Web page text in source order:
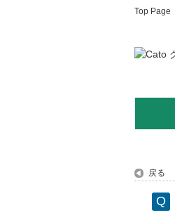
Top Page
戻る